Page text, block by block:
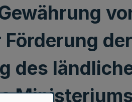
der
des